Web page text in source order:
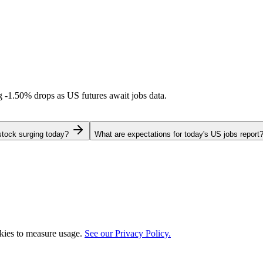
-1.50% drops as US futures await jobs data.
surging today? What are expectations for today's US jobs report?
to measure usage. See our Privacy Policy.